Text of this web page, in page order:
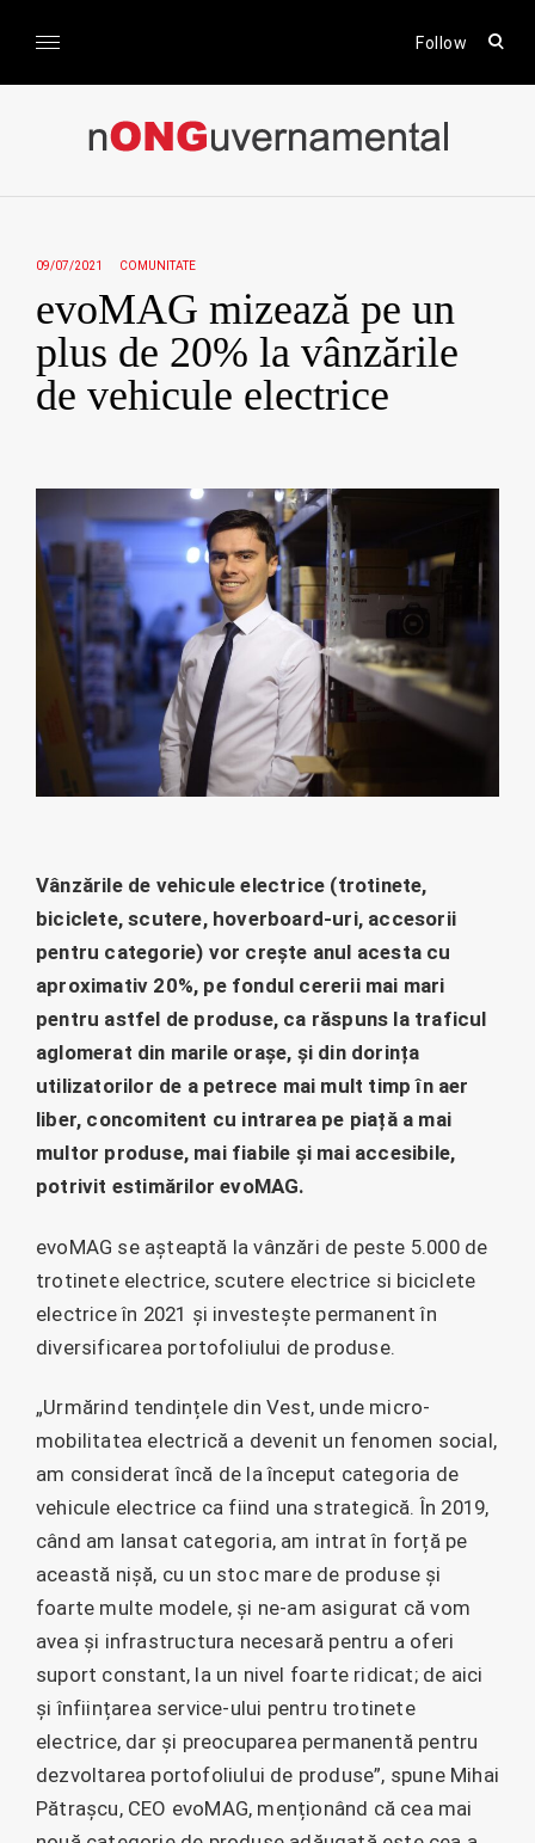
Follow
open
form
nONGuvernamental
09/07/2021 COMUNITATE
evoMAG mizează pe un
plus de 20% la vânzările
de vehicule electrice
Vânzările de vehicule electrice (trotinete,
biciclete, scutere, hoverboard-uri, accesorii
pentru categorie) vor crește anul acesta cu
aproximativ 20%, pe fondul cererii mai mari
pentru astfel de produse, ca răspuns la traficul
aglomerat din marile orașe, și din dorința
utilizatorilor de a petrece mai mult timp în aer
liber, concomitent cu intrarea pe piață a mai
multor produse, mai fiabile și mai accesibile,
potrivit estimărilor evoMAG.
evoMAG se așteaptă la vânzări de peste 5.000 de
trotinete electrice, scutere electrice si biciclete
electrice în 2021 și investește permanent în
diversificarea portofoliului de produse.
„Urmărind tendințele din Vest, unde micro-
mobilitatea electrică a devenit un fenomen social,
am considerat încă de la început categoria de
vehicule electrice ca fiind una strategică. În 2019,
când am lansat categoria, am intrat în forță pe
această nișă, cu un stoc mare de produse și
foarte multe modele, și ne-am asigurat că vom
avea și infrastructura necesară pentru a oferi
suport constant, la un nivel foarte ridicat; de aici
și înființarea service-ului pentru trotinete
electrice, dar și preocuparea permanentă pentru
dezvoltarea portofoliului de produse”, spune Mihai
Pătrașcu, CEO evoMAG, menționând că cea mai